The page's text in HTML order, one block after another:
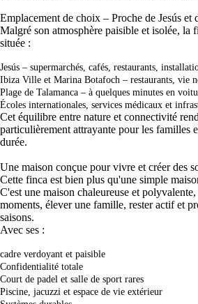
Emplacement de choix – Proche de Jesús et
Malgré son atmosphère paisible et isolée, la
située :
Jesús – supermarchés, cafés, restaurants,
Ibiza Ville et Marina Botafoch – restaurants, vie
Plage de Talamanca – à quelques minutes en
Écoles internationales, services médicaux et
Cet équilibre entre nature et connectivité
particulièrement attrayante pour les familles
durée.
Une maison conçue pour vivre et créer des
Cette finca est bien plus qu'une simple
C'est une maison chaleureuse et
moments, élever une famille, rester actif et
saisons.
Avec ses :
cadre verdoyant et paisible
Confidentialité totale
Court de padel et salle de sport rares
Piscine, jacuzzi et espace de vie extérieur